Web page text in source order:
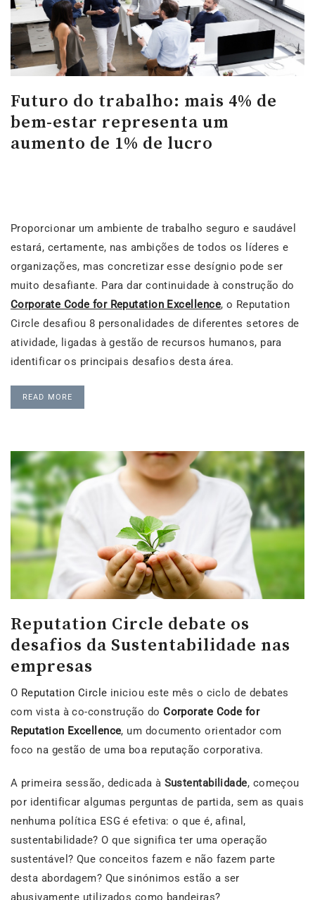
Futuro do trabalho: mais 4% de
bem-estar representa um
aumento de 1% de lucro
Proporcionar um ambiente de trabalho seguro e saudável
estará, certamente, nas ambições de todos os líderes e
organizações, mas concretizar esse desígnio pode ser
muito desafiante. Para dar continuidade à construção do
Corporate Code for Reputation Excellence, o Reputation
Circle desafiou 8 personalidades de diferentes setores de
atividade, ligadas à gestão de recursos humanos, para
identificar os principais desafios desta área.
READ MORE
Reputation Circle debate os
desafios da Sustentabilidade nas
empresas
O Reputation Circle iniciou este mês o ciclo de debates
com vista à co-construção doCorporate Code for
Reputation Excellence, um documento orientador com
foco na gestão de uma boa reputação corporativa.
A primeira sessão, dedicada à Sustentabilidade, começou
por identificar algumas perguntas de partida, sem as quais
nenhuma política ESG é efetiva: o que é, afinal,
sustentabilidade? O que significa ter uma operação
sustentável? Que conceitos fazem e não fazem parte
desta abordagem? Que sinónimos estão a ser
abusivamente utilizados como bandeiras?